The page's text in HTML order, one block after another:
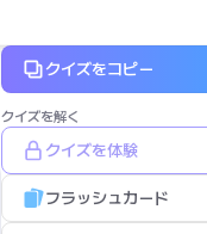
クイズをコピー
クイズを解く
クイズを体験
フラッシュカード